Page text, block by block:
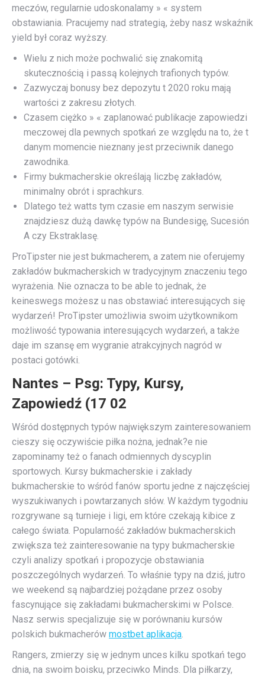
meczów, regularnie udoskonalamy » « system
obstawiania. Pracujemy nad strategią, żeby nasz wskaźnik
yield był coraz wyższy.
Wielu z nich może pochwalić się znakomitą
skutecznością i passą kolejnych trafionych typów.
Zazwyczaj bonusy bez depozytu t 2020 roku mają
wartości z zakresu złotych.
Czasem ciężko » « zaplanować publikacje zapowiedzi
meczowej dla pewnych spotkań ze względu na to, że t
danym momencie nieznany jest przeciwnik danego
zawodnika.
Firmy bukmacherskie określają liczbę zakładów,
minimalny obrót i sprachkurs.
Dlatego też watts tym czasie em naszym serwisie
znajdziesz dużą dawkę typów na Bundesigę, Sucesión
A czy Ekstraklasę.
ProTipster nie jest bukmacherem, a zatem nie oferujemy
zakładów bukmacherskich w tradycyjnym znaczeniu tego
wyrażenia. Nie oznacza to be able to jednak, że
keineswegs możesz u nas obstawiać interesujących się
wydarzeń! ProTipster umożliwia swoim użytkownikom
możliwość typowania interesujących wydarzeń, a także
daje im szansę em wygranie atrakcyjnych nagród w
postaci gotówki.
Nantes – Psg: Typy, Kursy,
Zapowiedź (17 02
Wśród dostępnych typów największym zainteresowaniem
cieszy się oczywiście piłka nożna, jednak?e nie
zapominamy też o fanach odmiennych dyscyplin
sportowych. Kursy bukmacherskie i zakłady
bukmacherskie to wśród fanów sportu jedne z najczęściej
wyszukiwanych i powtarzanych słów. W każdym tygodniu
rozgrywane są turnieje i ligi, em które czekają kibice z
całego świata. Popularność zakładów bukmacherskich
zwiększa też zainteresowanie na typy bukmacherskie
czyli analizy spotkań i propozycje obstawiania
poszczególnych wydarzeń. To właśnie typy na dziś, jutro
we weekend są najbardziej pożądane przez osoby
fascynujące się zakładami bukmacherskimi w Polsce.
Nasz serwis specjalizuje się w porównaniu kursów
polskich bukmacherów mostbet aplikacja.
Rangers, zmierzy się w jednym unces kilku spotkań tego
dnia, na swoim boisku, przeciwko Minds. Dla piłkarzy,